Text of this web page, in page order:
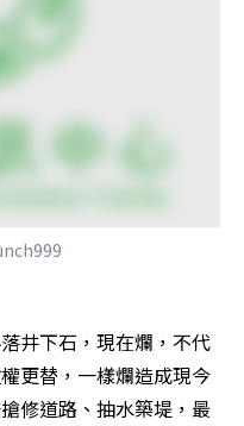
井下石，現在爛，不代
更替，一樣爛造成現今
修道路、抽水築堤，最